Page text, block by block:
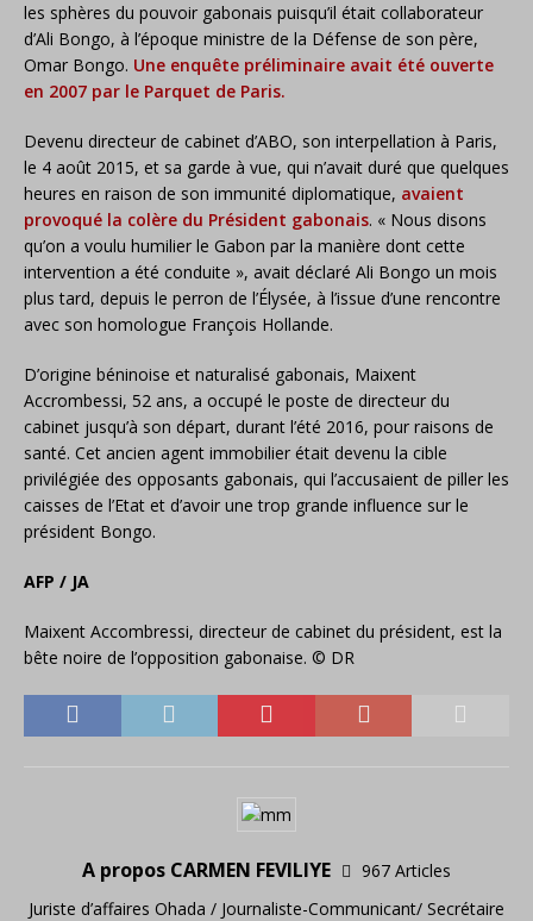
les sphères du pouvoir gabonais puisqu’il était collaborateur
d’Ali Bongo, à l’époque ministre de la Défense de son père,
Omar Bongo. Une enquête préliminaire avait été ouverte
en 2007 par le Parquet de Paris.
Devenu directeur de cabinet d’ABO, son interpellation à Paris,
le 4 août 2015, et sa garde à vue, qui n’avait duré que quelques
heures en raison de son immunité diplomatique, avaient
provoqué la colère du Président gabonais. « Nous disons
qu’on a voulu humilier le Gabon par la manière dont cette
intervention a été conduite », avait déclaré Ali Bongo un mois
plus tard, depuis le perron de l’Élysée, à l’issue d’une rencontre
avec son homologue François Hollande.
D’origine béninoise et naturalisé gabonais, Maixent
Accrombessi, 52 ans, a occupé le poste de directeur du
cabinet jusqu’à son départ, durant l’été 2016, pour raisons de
santé. Cet ancien agent immobilier était devenu la cible
privilégiée des opposants gabonais, qui l’accusaient de piller les
caisses de l’Etat et d’avoir une trop grande influence sur le
président Bongo.
AFP / JA
Maixent Accombressi, directeur de cabinet du président, est la
bête noire de l’opposition gabonaise. © DR
A propos CARMEN FEVILIYE
967 Articles
Juriste d’affaires Ohada / Journaliste-Communicant/ Secrétaire